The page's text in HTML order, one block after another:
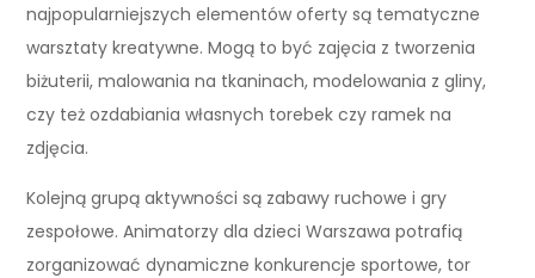
najpopularniejszych elementów oferty są tematyczne
warsztaty kreatywne. Mogą to być zajęcia z tworzenia
biżuterii, malowania na tkaninach, modelowania z gliny,
czy też ozdabiania własnych torebek czy ramek na
zdjęcia.
Kolejną grupą aktywności są zabawy ruchowe i gry
zespołowe. Animatorzy dla dzieci Warszawa potrafią
zorganizować dynamiczne konkurencje sportowe, tor